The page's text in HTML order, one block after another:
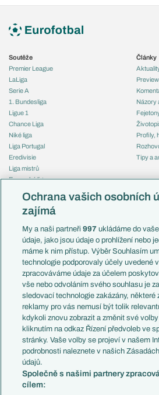
Soutěže
Premier League
LaLiga
Serie A
1. Bundesliga
Ligue 1
Chance Liga
Niké liga
Liga Portugal
Eredivisie
Liga mistrů
Evropská liga
Mistrovství světa
Liga národů
Témata
Představení týmů MS
EuroSkauting
PL v kostce
Evropské koeficienty
Přestupy
Přestupové spekulace
Zranění
Kluby
Arsenal FC
Chelsea FC
Manchester United
AC Milán
Články
Názory
Profily,
Tipy a
Česko
Francie
Itálie
Brazílie
Zápasy
Ochrana vašich osobních
zajímá
My a naši partneři997 ukládáme do
údaje, jako jsou údaje o prohlížení nebo
máme k nim přístup. Výběr Souhlasím
technologie podporovaly účely uvedené
zpracováváme údaje za účelem
vše nebo odvoláním svého souhlasu je
sledovací technologie zakázány, některé
reklamy pro vás nemusí být tolik
kdykoli znovu zobrazit a změnit své
kliknutím na odkaz Řízení předvoleb ve
stránky. Vaše volby se projeví v našem
podrobnosti naleznete v našich
údajů.
Společně s našimi partnery
cílem: